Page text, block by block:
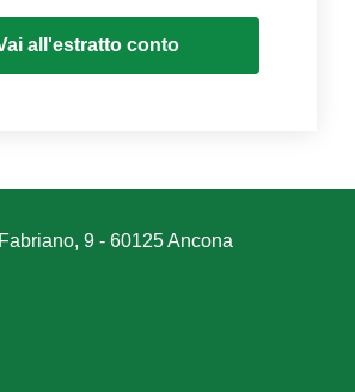
all'estratto conto
9 - 60125 Ancona